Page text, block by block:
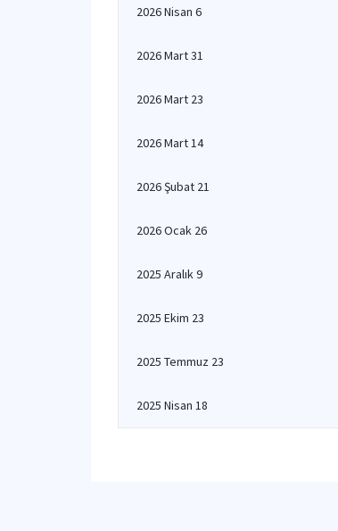
2026 Nisan 6
2026 Mart 31
2026 Mart 23
2026 Mart 14
2026 Şubat 21
2026 Ocak 26
2025 Aralık 9
2025 Ekim 23
2025 Temmuz 23
2025 Nisan 18